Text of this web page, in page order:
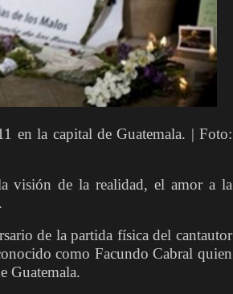
en la capital de Guatemala. | Foto:
visión de la realidad, el amor a la
de la partida física del cantautor
como Facundo Cabral quien
Guatemala.